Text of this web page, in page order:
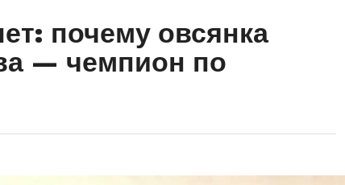
почему овсянка
— чемпион по